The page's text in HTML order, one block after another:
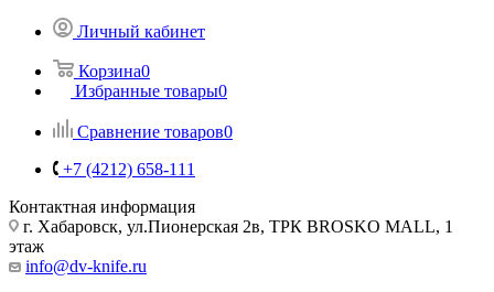
Личный кабинет
Корзина0
Избранные товары0
Сравнение товаров0
+7 (4212) 658-111
Контактная информация
г. Хабаровск, ул.Пионерская 2в, ТРК BROSKO MALL, 1
этаж
info@dv-knife.ru